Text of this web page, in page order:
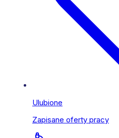
Ulubione
Zapisane oferty pracy